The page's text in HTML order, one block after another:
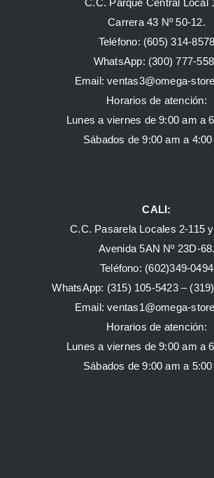
Carrera 43 Nº 50-12.
Teléfono: (605) 314-8578
WhatsApp: (300) 777-
Email: ventas3@omega-
Horarios de atención:
Lunes a viernes de 9:00 am a
Sábados de 9:00 am a
CALI:
C.C. Pasarela Locales 2-115
Avenida 5AN Nº 23D-68.
Teléfono: (602)349-0494
WhatsApp: (315) 105-5423 –
Email:ventas1@omega-
Horarios de atención:
Lunes a viernes de 9:00 am a
Sábados de 9:00 am a